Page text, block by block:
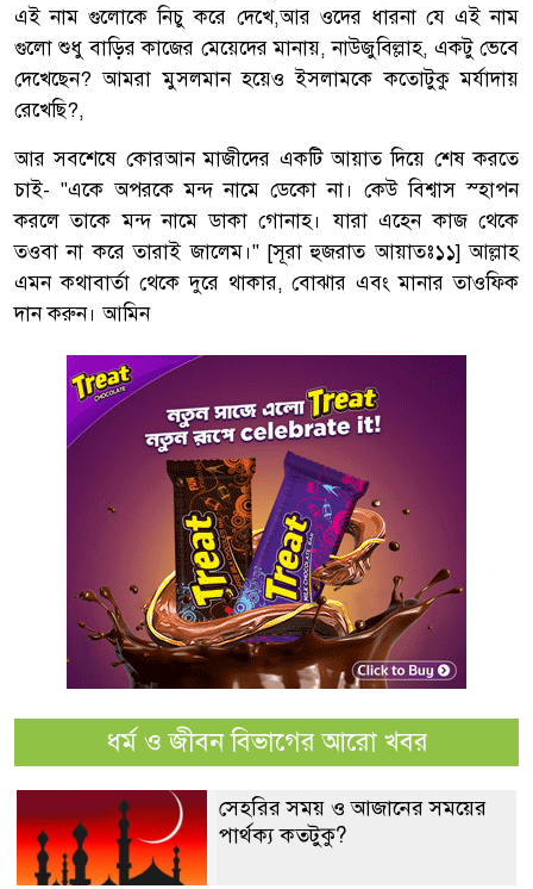
এই নাম গুলোকে নিচু করে দেখে,আর ওদের ধারনা যে এই নাম
গুলো শুধু বাড়ির কাজের মেয়েদের মানায়, নাউজুবিল্লাহ, একটু ভেবে
দেখেছেন? আমরা মুসলমান হয়েও ইসলামকে কতোটুকু মর্যাদায়
রেখেছি?,
আর সবশেষে কোরআন মাজীদের একটি আয়াত দিয়ে শেষ করতে
চাই- "একে অপরকে মন্দ নামে ডেকো না। কেউ বিশ্বাস স্হাপন
করলে তাকে মন্দ নামে ডাকা গোনাহ। যারা এহেন কাজ থেকে
তওবা না করে তারাই জালেম।" [সূরা হুজরাত আয়াতঃ১১] আল্লাহ
এমন কথাবার্তা থেকে দুরে থাকার, বোঝার এবং মানার তাওফিক
দান করুন। আমিন
ধর্ম ও জীবন বিভাগের আরো খবর
সেহরির সময় ও আজানের সময়ের
পার্থক্য কতটুকু?